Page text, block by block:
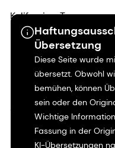
Übersetzung
Diese Seite wurde
übersetzt. Obwohl
bemühen, können
sein oder den
Wichtige
Fassung in der
KI-Übersetzungen
Kalifornien-Transparenz
Erklärung zur
Rechtliche
Sitemap